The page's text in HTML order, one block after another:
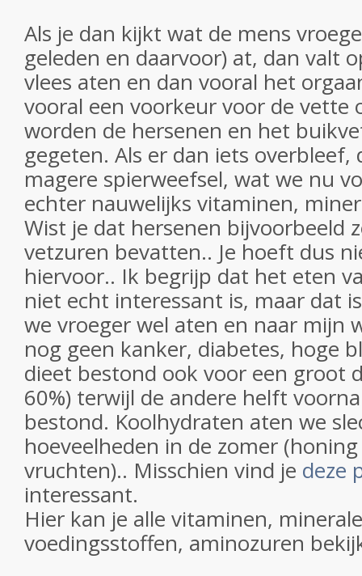
Als je dan kijkt wat de mens
geleden en daarvoor) at, dan valt
vlees aten en dan vooral het
vooral een voorkeur voor de vette
worden de hersenen en het
gegeten. Als er dan iets
magere spierweefsel, wat we nu
echter nauwelijks vitaminen,
Wist je dat hersenen bijvoorbeeld
vetzuren bevatten.. Je hoeft dus
hiervoor.. Ik begrijp dat het eten
niet echt interessant is, maar dat
we vroeger wel aten en naar mijn
nog geen kanker, diabetes, hoge
dieet bestond ook voor een groot
60%) terwijl de andere helft
bestond. Koolhydraten aten we
hoeveelheden in de zomer
vruchten).. Misschien vind je deze
interessant.
Hier kan je alle vitaminen,
voedingsstoffen, aminozuren